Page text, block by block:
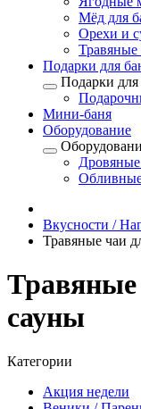
Мёд для
Орехи и
Травяные
Подарки для
Подарки для
Мини-баня
Оборудование
Обливные
Вкусности /
Травяные чаи
Травяные
сауны
Категории
Акция недели